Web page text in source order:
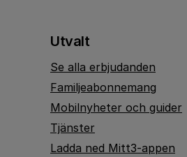
Utvalt
Se alla erbjudanden
Familjeabonnemang
Mobilnyheter och guider
Tjänster
Ladda ned Mitt3-appen